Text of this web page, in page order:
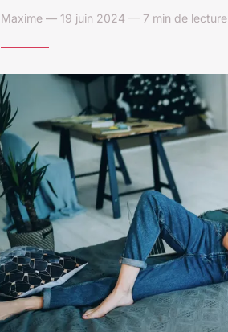
Maxime — 19 juin 2024 — 7 min de lecture